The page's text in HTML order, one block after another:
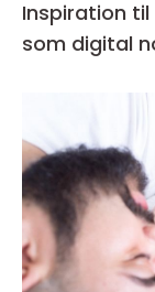
Inspiration
som digital